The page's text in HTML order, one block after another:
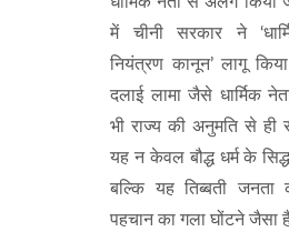
में चीनी सरकार ने
नियंत्रण कानून’ लागू
दलाई लामा जैसे धार्मिक
भी राज्य की अनुमति से ही
यह न केवल बौद्ध धर्म के
बल्कि यह तिब्बती
पहचान का गला घोंटने जैसा